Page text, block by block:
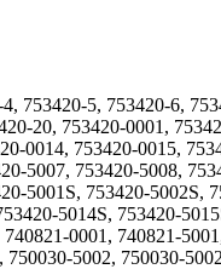
753420-5, 753420-6,
20, 753420-0001,
0014, 753420-0015,
5007, 753420-5008,
5001S, 753420-5002S,
5014S, 753420-
0001, 740821-
5002, 750030-